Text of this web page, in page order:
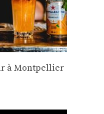
à Montpellier